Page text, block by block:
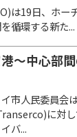
は19日、ホー
循環する新た...
～中心部
市人民委員会
に対し
バ...